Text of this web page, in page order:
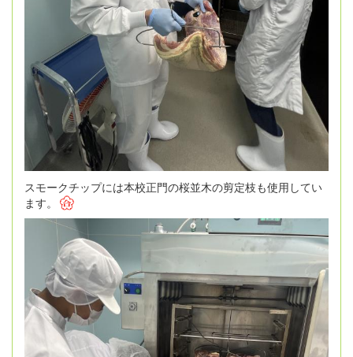
スモークチップには本校正門の桜並木の剪定枝も使用してい
ます。